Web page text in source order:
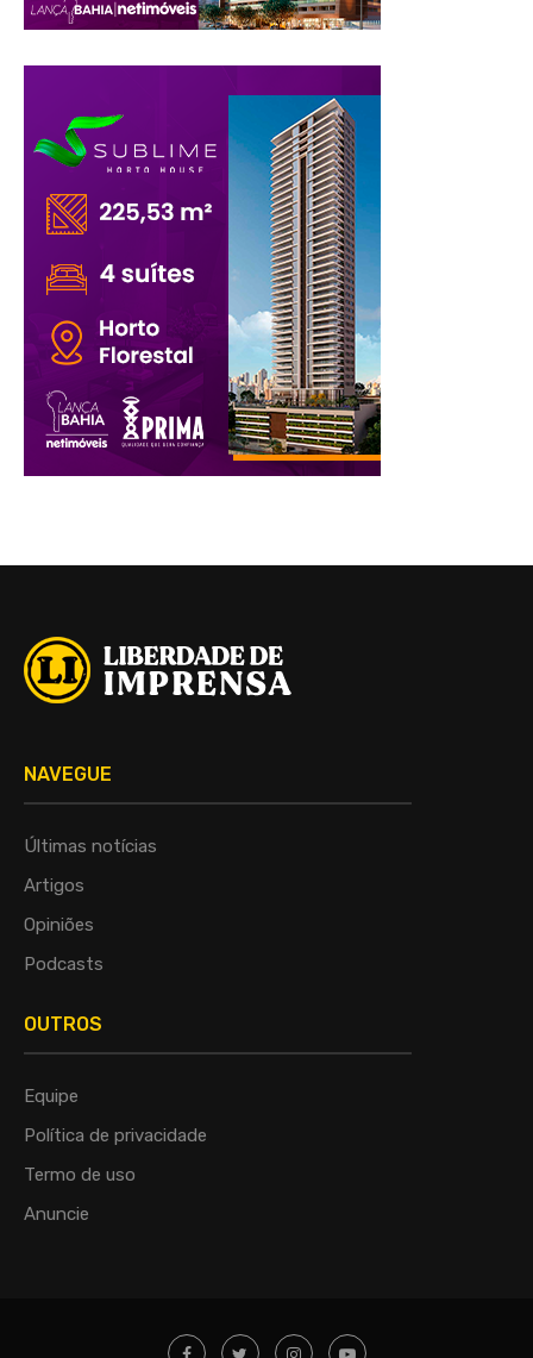
NAVEGUE
Últimas notícias
Artigos
Opiniões
Podcasts
OUTROS
Equipe
Política de privacidade
Termo de uso
Anuncie